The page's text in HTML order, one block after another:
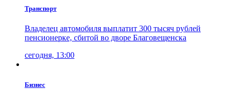
Транспорт
Владелец автомобиля выплатит 300 тысяч рублей
пенсионерке, сбитой во дворе Благовещенска
сегодня, 13:00
Бизнес